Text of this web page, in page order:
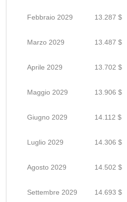
Febbraio 2029 13.287 $
Marzo 2029 13.487 $
Aprile 2029 13.702 $
Maggio 2029 13.906 $
Giugno 2029 14.112 $
Luglio 2029 14.306 $
Agosto 2029 14.502 $
Settembre 2029 14.693 $